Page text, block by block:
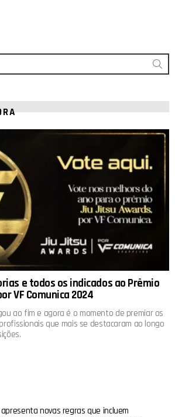
e todos os indicados ao Prêmio
VF Comunica 2024
ao fim e agora é o momento de premiar os
que mais se destacaram ao longo
novas regras que incluem